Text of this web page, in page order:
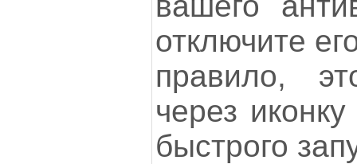
отключите
правило,
через
быстрого